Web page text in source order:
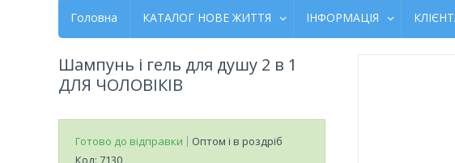
Головна КАТАЛОГ НОВЕ ЖИТТЯ ІНФОРМАЦІЯ
Шампунь і гель для душу 2 в 1
ДЛЯ ЧОЛОВІКІВ
Готово до відправки
Оптом і в роздріб
Код: 7130